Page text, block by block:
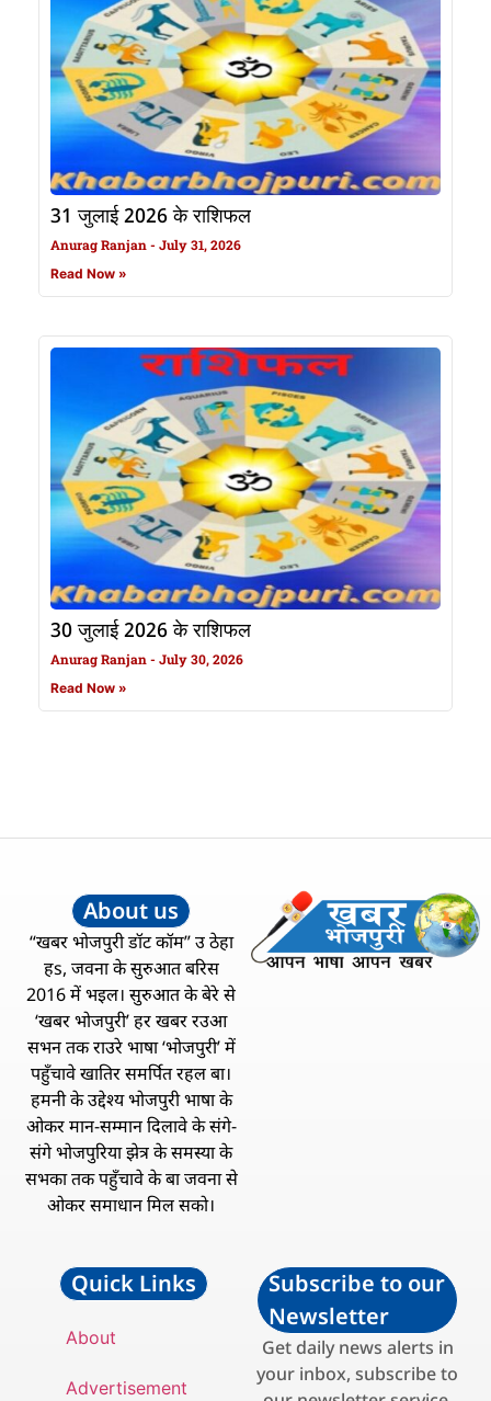
31 जुलाई 2026 के राशिफल
Anurag Ranjan July 31, 2026
Read Now »
30 जुलाई 2026 के राशिफल
Anurag Ranjan July 30, 2026
Read Now »
About us
“खबर भोजपुरी डॉट कॉम” उ ठेहा
हs, जवना के सुरुआत बरिस
2016 में भइल। सुरुआत के बेरे से
‘खबर भोजपुरी’ हर खबर रउआ
सभन तक राउरे भाषा ‘भोजपुरी’ में
पहुँचावे खातिर समर्पित रहल बा।
हमनी के उद्देश्य भोजपुरी भाषा के
ओकर मान-सम्मान दिलावे के संगे-
संगे भोजपुरिया झेत्र के समस्या के
सभका तक पहुँचावे के बा जवना से
ओकर समाधान मिल सको।
Quick Links
About
Advertisement
Subscribe to our
Newsletter
Get daily news alerts in
your inbox, subscribe to